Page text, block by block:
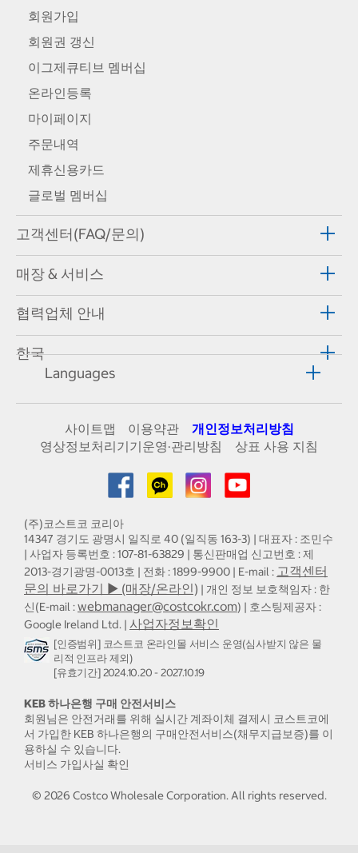
회원가입
회원권 갱신
이그제큐티브 멤버십
온라인등록
마이페이지
주문내역
제휴신용카드
글로벌 멤버십
고객센터(FAQ/문의)
매장 & 서비스
협력업체 안내
한국
Languages
사이트맵 이용약관
개인정보처리방침
영상정보처리기기운영·관리방침
상표 사용 지침
(주)코스트코 코리아
14347 경기도 광명시 일직로 40 (일직동 163-3) | 대표자 : 조민수
| 사업자 등록번호 : 107-81-63829 | 통신판매업 신고번호 : 제
2013-경기광명-0013호 | 전화 : 1899-9900 | E-mail : 고객센터
문의 바로가기 ▶ (매장/온라인) | 개인 정보 보호책임자 : 한
신(E-mail :webmanager@costcokr.com) | 호스팅제공자 :
Google Ireland Ltd. | 사업자정보확인
[인증범위] 코스트코 온라인몰 서비스 운영(심사받지 않은 물
리적 인프라 제외)
[유효기간] 2024.10.20 - 2027.10.19
KEB 하나은행 구매 안전서비스
회원님은 안전거래를 위해 실시간 계좌이체 결제시 코스트코에
서 가입한 KEB 하나은행의 구매안전서비스(채무지급보증)를 이
용하실 수 있습니다.
서비스 가입사실 확인
© 2026 Costco Wholesale Corporation.All rights reserved.